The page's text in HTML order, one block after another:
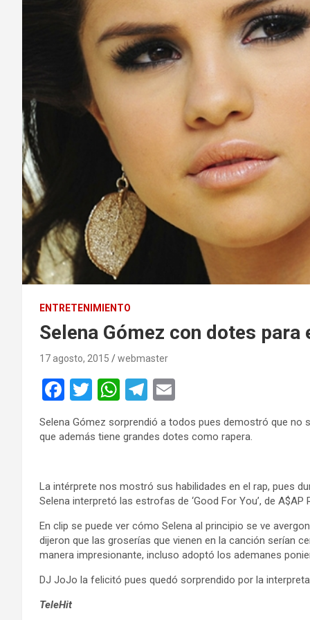
ENTRETENIMIENTO
Selena Gómez con dotes para
17 agosto, 2015 webmaster
F
a
ce
o
o
k
T
tt
W
at
A
p
p
T
el
e
a
m
m
ail
Selena Gómez sorprendió a todos pues demostró que
que además tiene grandes dotes como rapera.
La intérprete nos mostró sus habilidades en el rap, pues
Selena interpretó las estrofas de ‘Good For You’, de A$AP
En clip se puede ver cómo Selena al principio se ve
dijeron que las groserías que vienen en la canción serían
manera impresionante, incluso adoptó los ademanes
DJ JoJo la felicitó pues quedó sorprendido por la
TeleHit